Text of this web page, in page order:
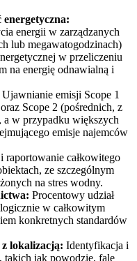
energetyczna:
energii w zarządzanych
lub megawatogodzinach)
w przeliczeniu
na energię odnawialną i
Ujawnianie emisji Scope 1
Scope 2 (pośrednich, z
a w przypadku większych
emisje najemców
raportowanie całkowitego
ze szczególnym
na stres wodny.
Procentowy udział
w całkowitym
konkretnych standardów
lokalizacją: Identyfikacja i
jak powodzie, fale